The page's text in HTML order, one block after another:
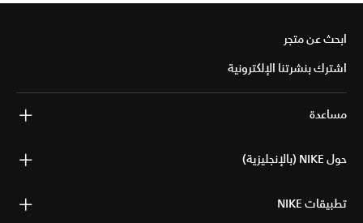
ابحث عن متجر
اشترك بنشرتنا الإلكترونية
مساعدة
حول NIKE (بالإنجليزية)
تطبيقات NIKE